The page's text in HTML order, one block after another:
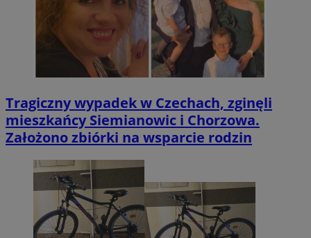
Tragiczny wypadek w Czechach, zginęli
mieszkańcy Siemianowic i Chorzowa.
Założono zbiórki na wsparcie rodzin